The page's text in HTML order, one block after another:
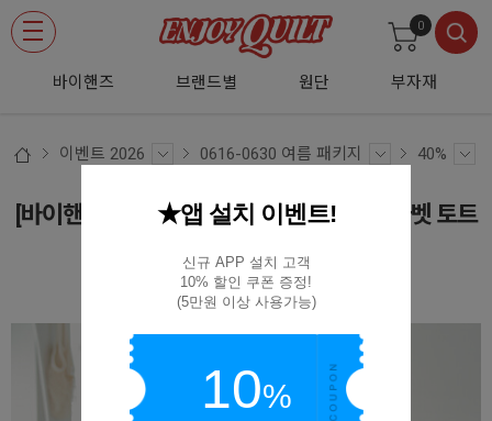
바이핸즈 브랜드별 원단 부자재
0
이벤트 2026 0616-0630 여름 패키지 40%
[바이핸즈] 퀼트패키지 가방 - 패치워크 알파벳 토트
(D01)BYP-2897
★앱 설치 이벤트!
신규 APP 설치 고객
10% 할인 쿠폰 증정!
(5만원 이상 사용가능)
10%